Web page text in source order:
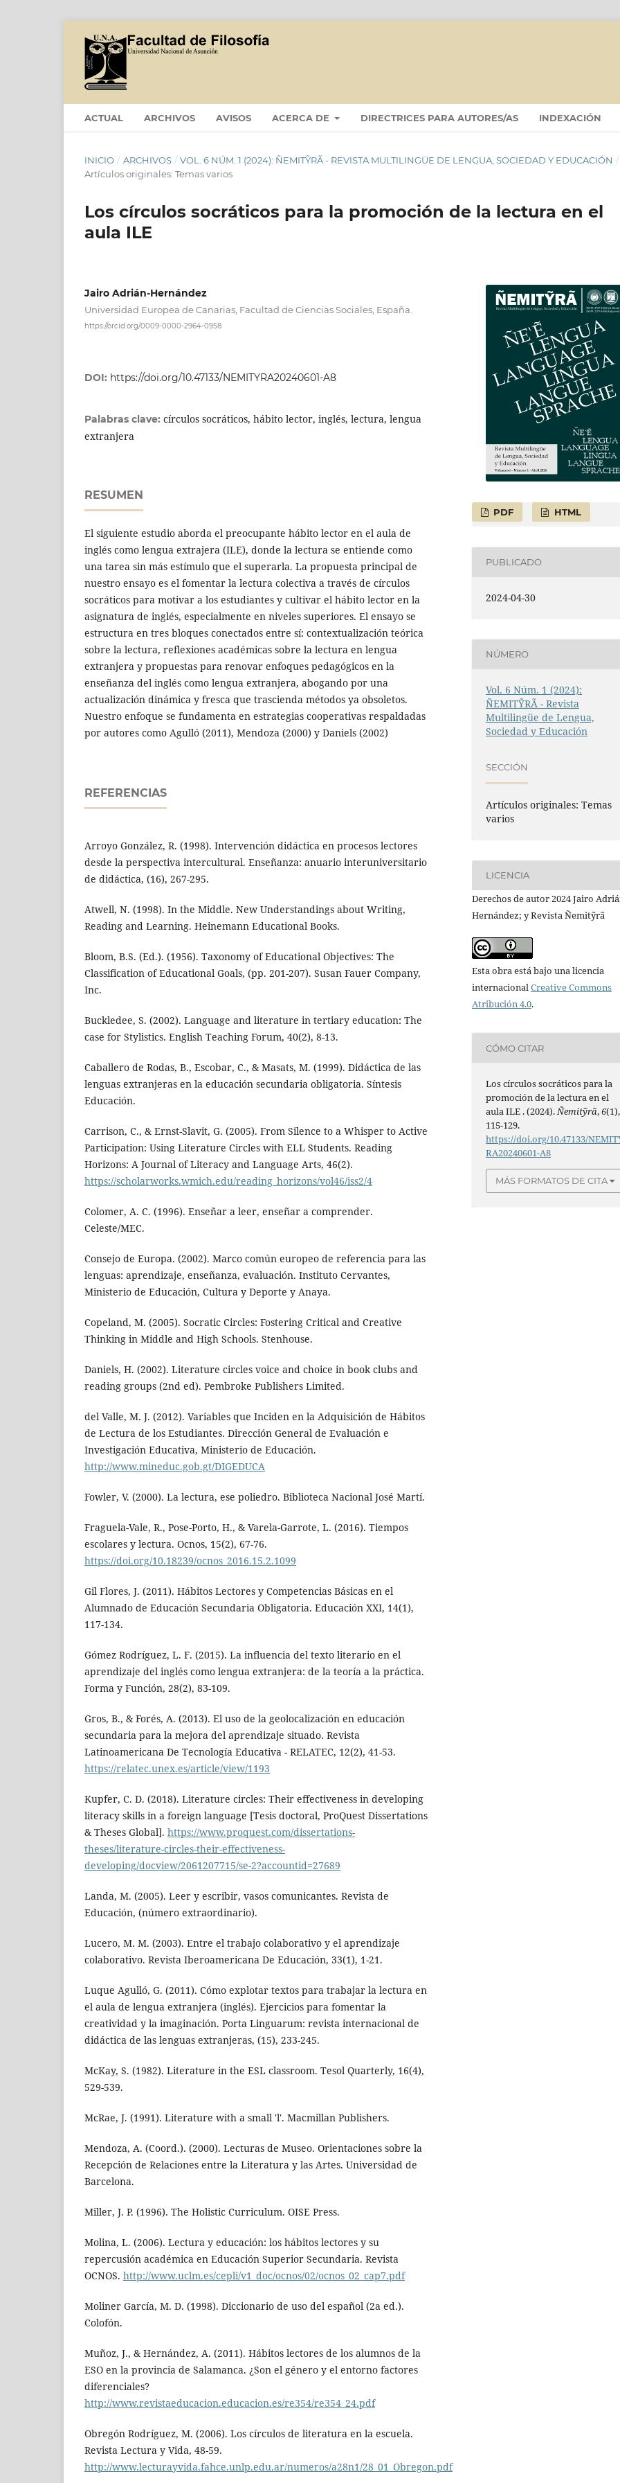
ACTUAL ARCHIVOS AVISOS ACERCA DE DIRECTRICES PARA AUTORES/AS INDEXACIÓN
INICIO / ARCHIVOS / VOL. 6 NÚM. 1 (2024): ÑEMITỸRÃ - REVISTA MULTILINGÜE DE LENGUA, SOCIEDAD Y EDUCACIÓN /
Artículos originales: Temas varios
Los círculos socráticos para la promoción de la lectura en el
aula ILE
Jairo Adrián-Hernández
Universidad Europea de Canarias, Facultad de Ciencias Sociales, España.
https://orcid.org/0009-0000-2964-0958
DOI: https://doi.org/10.47133/NEMITYRA20240601-A8
Palabras clave: círculos socráticos, hábito lector, inglés, lectura, lengua
extranjera
RESUMEN
El siguiente estudio aborda el preocupante hábito lector en el aula de
inglés como lengua extrajera (ILE), donde la lectura se entiende como
una tarea sin más estímulo que el superarla. La propuesta principal de
nuestro ensayo es el fomentar la lectura colectiva a través de círculos
socráticos para motivar a los estudiantes y cultivar el hábito lector en la
asignatura de inglés, especialmente en niveles superiores. El ensayo se
estructura en tres bloques conectados entre sí: contextualización teórica
sobre la lectura, reflexiones académicas sobre la lectura en lengua
extranjera y propuestas para renovar enfoques pedagógicos en la
enseñanza del inglés como lengua extranjera, abogando por una
actualización dinámica y fresca que trascienda métodos ya obsoletos.
Nuestro enfoque se fundamenta en estrategias cooperativas respaldadas
por autores como Agulló (2011), Mendoza (2000) y Daniels (2002)
REFERENCIAS
Arroyo González, R. (1998). Intervención didáctica en procesos lectores
desde la perspectiva intercultural. Enseñanza: anuario interuniversitario
de didáctica, (16), 267-295.
Atwell, N. (1998). In the Middle. New Understandings about Writing,
Reading and Learning. Heinemann Educational Books.
Bloom, B.S. (Ed.). (1956). Taxonomy of Educational Objectives: The
Classification of Educational Goals, (pp. 201-207). Susan Fauer Company,
Inc.
Buckledee, S. (2002). Language and literature in tertiary education: The
case for Stylistics. English Teaching Forum, 40(2), 8-13.
Caballero de Rodas, B., Escobar, C., & Masats, M. (1999). Didáctica de las
lenguas extranjeras en la educación secundaria obligatoria. Síntesis
Educación.
Carrison, C., & Ernst-Slavit, G. (2005). From Silence to a Whisper to Active
Participation: Using Literature Circles with ELL Students. Reading
Horizons: A Journal of Literacy and Language Arts, 46(2).
https://scholarworks.wmich.edu/reading_horizons/vol46/iss2/4
Colomer, A. C. (1996). Enseñar a leer, enseñar a comprender.
Celeste/MEC.
Consejo de Europa. (2002). Marco común europeo de referencia para las
lenguas: aprendizaje, enseñanza, evaluación. Instituto Cervantes,
Ministerio de Educación, Cultura y Deporte y Anaya.
Copeland, M. (2005). Socratic Circles: Fostering Critical and Creative
Thinking in Middle and High Schools. Stenhouse.
Daniels, H. (2002). Literature circles voice and choice in book clubs and
reading groups (2nd ed). Pembroke Publishers Limited.
del Valle, M. J. (2012). Variables que Inciden en la Adquisición de Hábitos
de Lectura de los Estudiantes. Dirección General de Evaluación e
Investigación Educativa, Ministerio de Educación.
http://www.mineduc.gob.gt/DIGEDUCA
Fowler, V. (2000). La lectura, ese poliedro. Biblioteca Nacional José Martí.
Fraguela-Vale, R., Pose-Porto, H., & Varela-Garrote, L. (2016). Tiempos
escolares y lectura. Ocnos, 15(2), 67-76.
https://doi.org/10.18239/ocnos_2016.15.2.1099
Gil Flores, J. (2011). Hábitos Lectores y Competencias Básicas en el
Alumnado de Educación Secundaria Obligatoria. Educación XXI, 14(1),
117-134.
Gómez Rodríguez, L. F. (2015). La influencia del texto literario en el
aprendizaje del inglés como lengua extranjera: de la teoría a la práctica.
Forma y Función, 28(2), 83-109.
Gros, B., & Forés, A. (2013). El uso de la geolocalización en educación
secundaria para la mejora del aprendizaje situado. Revista
Latinoamericana De Tecnología Educativa - RELATEC, 12(2), 41-53.
https://relatec.unex.es/article/view/1193
Kupfer, C. D. (2018). Literature circles: Their effectiveness in developing
literacy skills in a foreign language [Tesis doctoral, ProQuest Dissertations
& Theses Global]. https://www.proquest.com/dissertations-
theses/literature-circles-their-effectiveness-
developing/docview/2061207715/se-2?accountid=27689
Landa, M. (2005). Leer y escribir, vasos comunicantes. Revista de
Educación, (número extraordinario).
Lucero, M. M. (2003). Entre el trabajo colaborativo y el aprendizaje
colaborativo. Revista Iberoamericana De Educación, 33(1), 1-21.
Luque Agulló, G. (2011). Cómo explotar textos para trabajar la lectura en
el aula de lengua extranjera (inglés). Ejercicios para fomentar la
creatividad y la imaginación. Porta Linguarum: revista internacional de
didáctica de las lenguas extranjeras, (15), 233-245.
McKay, S. (1982). Literature in the ESL classroom. Tesol Quarterly, 16(4),
529-539.
McRae, J. (1991). Literature with a small 'l'. Macmillan Publishers.
Mendoza, A. (Coord.). (2000). Lecturas de Museo. Orientaciones sobre la
Recepción de Relaciones entre la Literatura y las Artes. Universidad de
Barcelona.
Miller, J. P. (1996). The Holistic Curriculum. OISE Press.
Molina, L. (2006). Lectura y educación: los hábitos lectores y su
repercusión académica en Educación Superior Secundaria. Revista
OCNOS. http://www.uclm.es/cepli/v1_doc/ocnos/02/ocnos_02_cap7.pdf
Moliner García, M. D. (1998). Diccionario de uso del español (2a ed.).
Colofón.
Muñoz, J., & Hernández, A. (2011). Hábitos lectores de los alumnos de la
ESO en la provincia de Salamanca. ¿Son el género y el entorno factores
diferenciales?
http://www.revistaeducacion.educacion.es/re354/re354_24.pdf
Obregón Rodríguez, M. (2006). Los círculos de literatura en la escuela.
Revista Lectura y Vida, 48-59.
http://www.lecturayvida.fahce.unlp.edu.ar/numeros/a28n1/28_01_Obregon.pdf
PDF HTML
PUBLICADO
2024-04-30
NÚMERO
Vol. 6 Núm. 1 (2024):
ÑEMITỸRÃ - Revista
Multilingüe de Lengua,
Sociedad y Educación
SECCIÓN
Artículos originales: Temas
varios
LICENCIA
Derechos de autor 2024 Jairo
Hernández; y Revista Ñemitỹrã
Esta obra está bajo una licencia
internacionalCreative Commons
Atribución 4.0.
CÓMO CITAR
Los círculos socráticos para la
promoción de la lectura en el
aula ILE . (2024).Ñemitỹrã,6(1),
115-129.
https://doi.org/10.47133/
RA20240601-A8
MÁS FORMATOS DE CITA